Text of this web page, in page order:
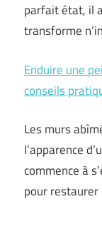
parfait état, il
transforme
Enduire une
conseils
Les murs
l’apparence
commence à
pour restaurer